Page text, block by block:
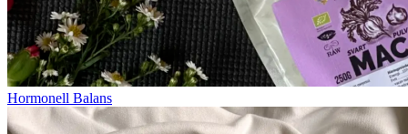
Hormonell Balans